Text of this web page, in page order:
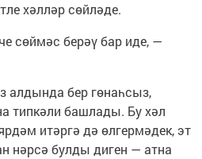
хәлләр сөйләде.
сөймәс берәү бар иде, —
алдында бер гөнаһсыз,
типкәли башлады. Бу хәл
итәргә дә өл­гермәдек, эт
нәрсә булды диген — атна